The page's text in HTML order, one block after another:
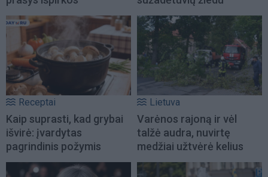
Receptai
Kaip suprasti, kad grybai
išvirė: įvardytas
pagrindinis požymis
Lietuva
Varėnos rajoną ir vėl
talžė audra, nuvirtę
medžiai užtvėrė kelius